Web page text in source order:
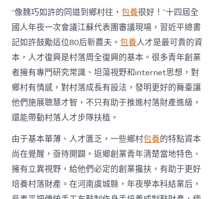
水
甜
心
寶
物
查
包
養
網
_
中
中
“像魏巧如許的同道到鄉村往，包養很好！”十四屆全
國人年夜一次會議江蘇代表團審議現場，習近平總書
記如許鼓勵這位80后新農夫。包養人才是最可貴的資
本，人才復興是村落周全復興的基本。很多青年創業
者擁有專門研究常識、坦蕩視野和internet思想，對
鄉村有情感，對村落成長有設法，發明更好的舞臺讓
他們施展聰慧才智，不只有助于推進村落財產進級，
還能帶動村落人才步隊扶植。
由于基本單薄、人才匱乏，一些鄉村包養的特點資本
尚在覺醒，亟待開闢。返鄉創業青年清楚當地特色、
擁有立異視野，給他們必定的創業攙扶，有助于更好
培養村落財產。在河南虞城縣，年夜學本科結業后，